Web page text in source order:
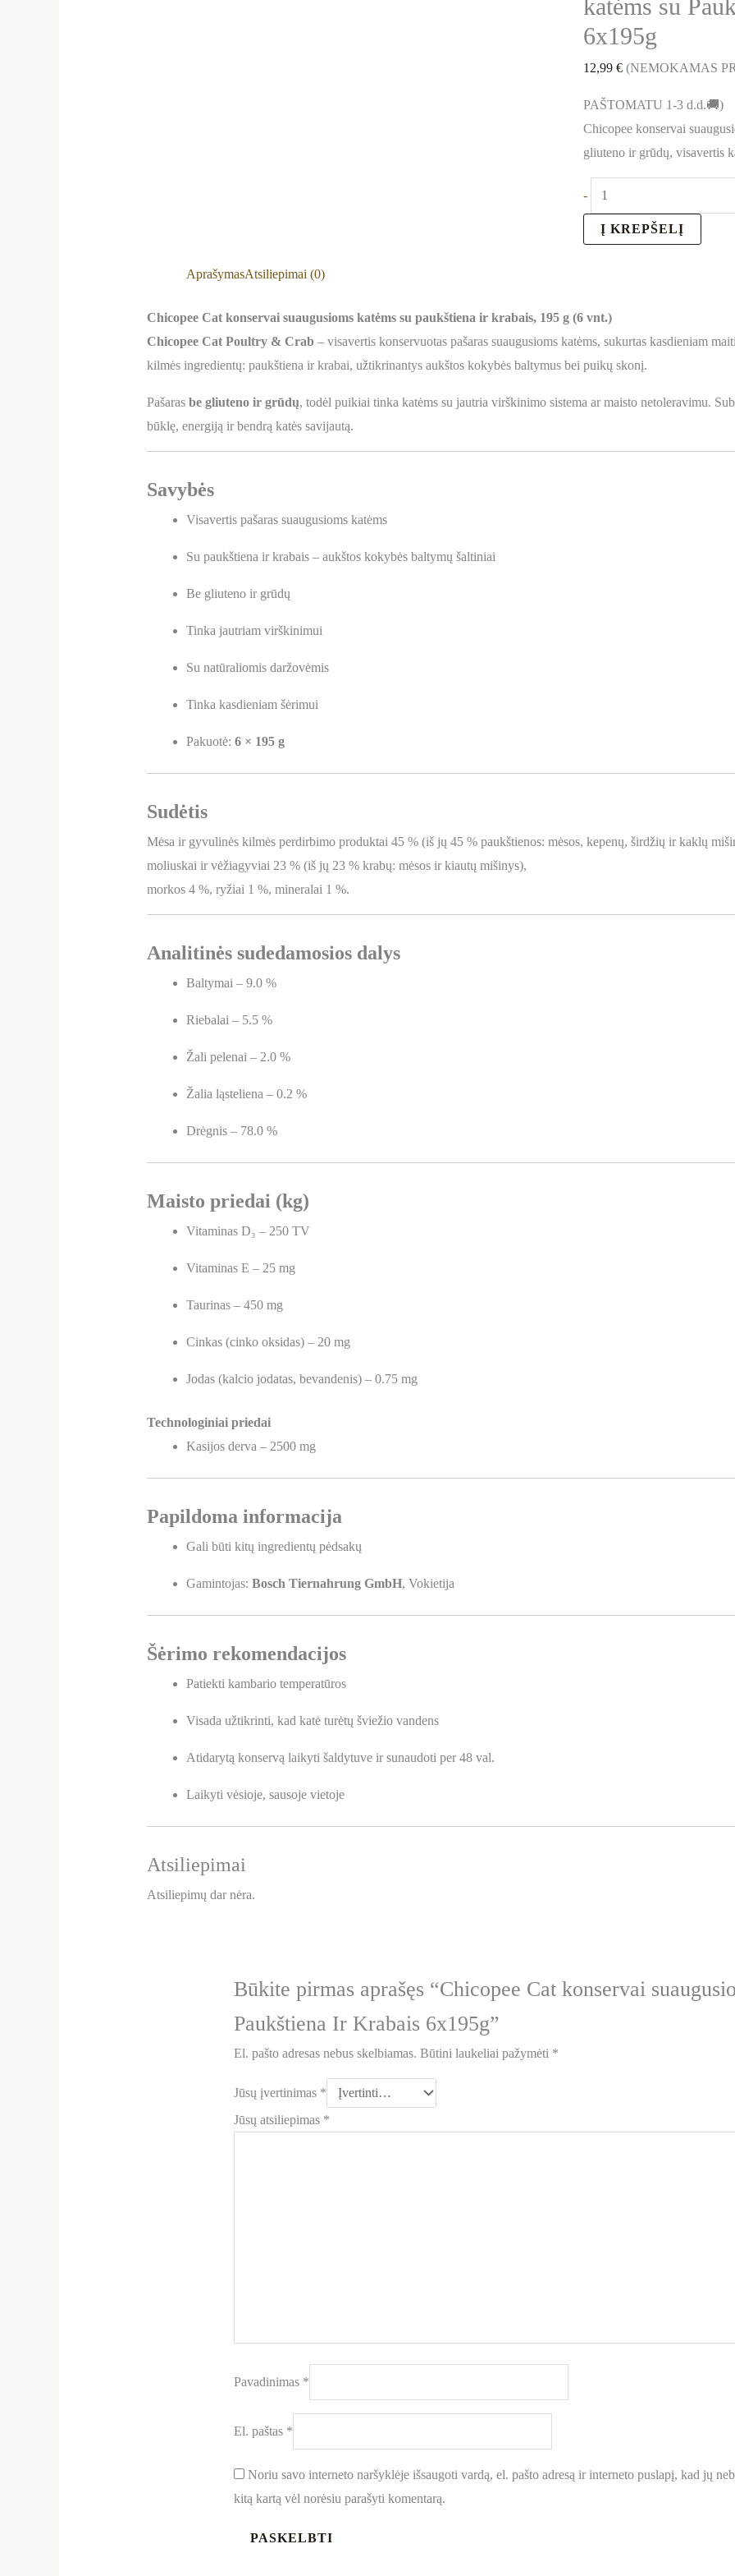
katėms su
6x195g
12,99€ (NEMOKAMAS
PAŠTOMATU 1-3 d.d.🚚)
Chicopee konservai
gliuteno ir grūdų, visavertis
-
Į KREPŠELĮ
AprašymasAtsiliepimai (0)
Chicopee Cat konservai suaugusioms katėms su paukštiena ir krabais, 195 g (6 vnt.)
Chicopee Cat Poultry & Crab– visavertis konservuotas pašaras suaugusioms katėms, sukurtas kasdieniam
kilmės ingredientų: paukštiena ir krabai, užtikrinantys aukštos kokybės baltymus bei puikų skonį.
Pašaras be gliuteno ir grūdų, todėl puikiai tinka katėms su jautria virškinimo sistema ar maisto netoleravimu.
būklę, energiją ir bendrą katės savijautą.
Savybės
Visavertis pašaras suaugusioms katėms
Su paukštiena ir krabais – aukštos kokybės baltymų šaltiniai
Be gliuteno ir grūdų
Tinka jautriam virškinimui
Su natūraliomis daržovėmis
Tinka kasdieniam šėrimui
Pakuotė: 6 × 195 g
Sudėtis
Mėsa ir gyvulinės kilmės perdirbimo produktai 45 % (iš jų 45 % paukštienos: mėsos, kepenų, širdžių ir kaklų
moliuskai ir vėžiagyviai 23 % (iš jų 23 % krabų: mėsos ir kiautų mišinys),
morkos 4 %, ryžiai 1 %, mineralai 1 %.
Analitinės sudedamosios dalys
Baltymai – 9.0 %
Riebalai – 5.5 %
Žali pelenai – 2.0 %
Žalia ląsteliena – 0.2 %
Drėgnis – 78.0 %
Maisto priedai (kg)
Vitaminas D₃ – 250 TV
Vitaminas E – 25 mg
Taurinas – 450 mg
Cinkas (cinko oksidas) – 20 mg
Jodas (kalcio jodatas, bevandenis) – 0.75 mg
Technologiniai priedai
Kasijos derva – 2500 mg
Papildoma informacija
Gali būti kitų ingredientų pėdsakų
Gamintojas: Bosch Tiernahrung GmbH, Vokietija
Šėrimo rekomendacijos
Patiekti kambario temperatūros
Visada užtikrinti, kad katė turėtų šviežio vandens
Atidarytą konservą laikyti šaldytuve ir sunaudoti per 48 val.
Laikyti vėsioje, sausoje vietoje
Atsiliepimai
Atsiliepimų dar nėra.
Būkite pirmas aprašęs “Chicopee Cat konservai
Paukštiena Ir Krabais 6x195g”
El. pašto adresas nebus skelbiamas. Būtini laukeliai pažymėti *
Jūsų įvertinimas *
Jūsų atsiliepimas *
Pavadinimas *
El. paštas *
Noriu savo interneto naršyklėje išsaugoti vardą, el. pašto adresą ir interneto puslapį, kad jų
kitą kartą vėl norėsiu parašyti komentarą.